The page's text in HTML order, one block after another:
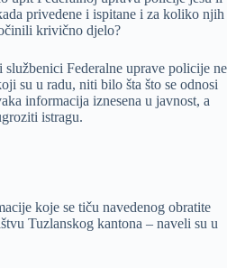
privedene i ispitane i za koliko njih
krivično djelo?
Federalne uprave policije ne
su u radu, niti bilo šta što se odnosi
informacija iznesena u javnost, a
istragu.
koje se tiču navedenog obratite
Tuzlanskog kantona – naveli su u